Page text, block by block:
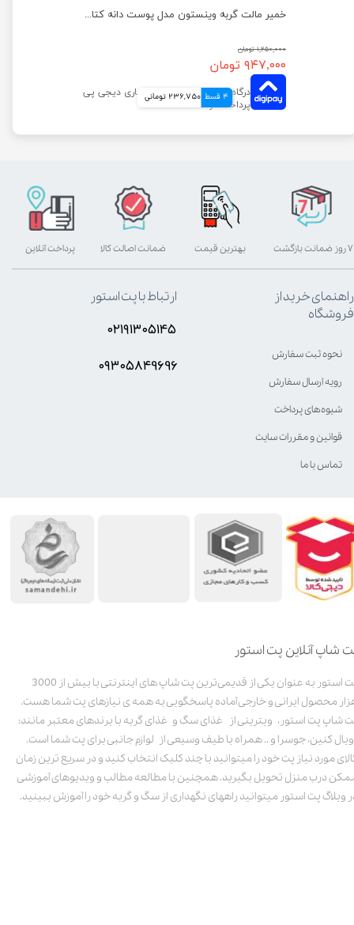
خمیر مالت گربه وینستون مدل پوست دانه کتان وزن 100 گرم
۱,۲۵۰,۰۰۰ تومان
۹۴۷,۰۰۰ تومان
4 قسط 236,750 تومانی
شاپ آنلاین پت استور
پت استور به عنوان یکی از قدیمی‌ترین پت شاپ های اینترنتی با بیش از 3000
محصول ایرانی و خارجی آماده پاسخگویی به همه ی نیازهای پت شما هست.
شاپ پت استور، ویترینی از غذای سگ و غذای گربه با برندهای معتبر مانند:
کنین، جوسرا و .. همراه با طیف وسیعی از لوازم جانبی برای پت شما است.
مورد نیاز پت خود را میتوانید با چند کلیک انتخاب کنید و در سریع ترین زمان
درب منزل تحویل بگیرید. همچنین با مطالعه مطالب و ویدیوهای آموزشی
وبلاگ پت استور میتوانید راههای نگهداری از سگ و گربه خود را آموزش ببینید.
بهترین قیمت پرداخت آنلاین ۷ روز ضمانت بازگشت ضمانت اصالت کالا
راهنمای خرید از
فروشگاه
نحوه ثبت سفارش
رویه ارسال سفارش
شیوه‌های پرداخت
قوانین و مقررات سایت
تماس با ما
ارتباط با پت استور
۰۲۱۹۱۳۰۵۱۴۵
۰۹۳۰۵8۴9696